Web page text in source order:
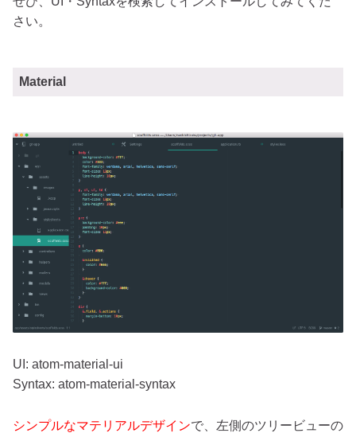
さい。
Material
UI: atom-material-ui
Syntax: atom-material-syntax
シンプルなマテリアルデザインで、左側のツリービューの